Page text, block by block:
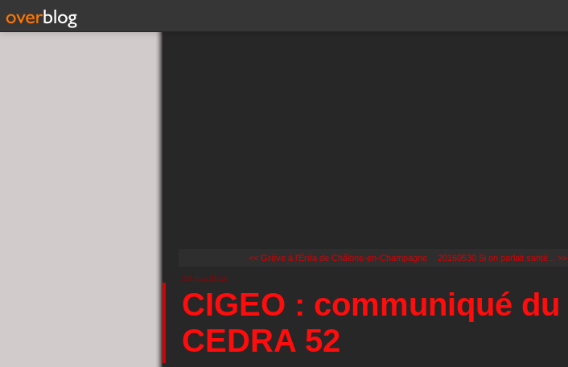
<< Grève à l'Eréa de Châlons-en-Champagne 20160530 Si on parlait santé... >>
30 mai 2016
CIGEO : communiqué du
CEDRA 52